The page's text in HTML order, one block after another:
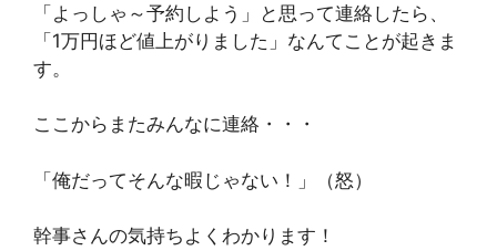
「よっしゃ～予約しよう」と思って連絡したら、
「1万円ほど値上がりました」なんてことが起きま
す。
ここからまたみんなに連絡・・・
「俺だってそんな暇じゃない！」（怒）
幹事さんの気持ちよくわかります！